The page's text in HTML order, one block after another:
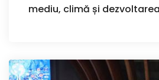
mediu, climă și